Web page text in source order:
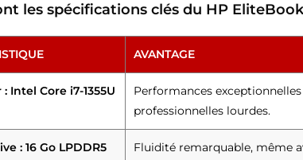
les spécifications clés du HP EliteBook
AVANTAGE
Intel Core i7-1355U
Performances
professionnelles lourdes.
: 16 Go LPDDR5
Fluidité remarquable, même